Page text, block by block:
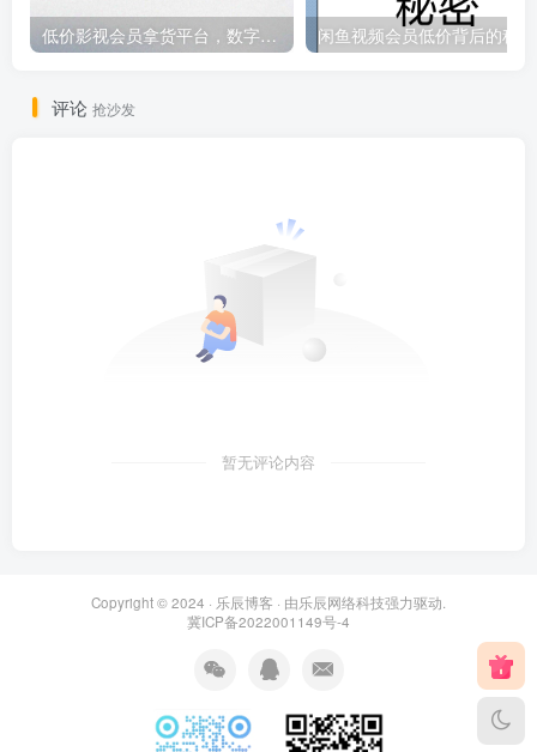
低价影视会员拿货平台，数字权益卡券优质服务商 闲鱼视频会员低价背后的秘密
评论 抢沙发
暂无评论内容
Copyright © 2024 · 乐辰博客 · 由乐辰网络科技强力驱动.
冀ICP备2022001149号-4